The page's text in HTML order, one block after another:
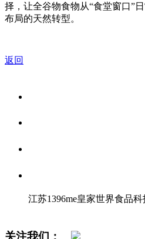
择，让全谷物食物从“食堂窗口”
布局的天然转型。
返回
江苏1396me皇家世界食品
关注我们：